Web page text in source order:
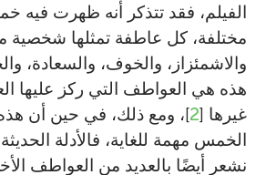
الفيلم، فقد تتذكر أنه ظهرت
مختلفة، كل عاطفة تمثلها شخصية
والاشمئزاز، والخوف، والسعادة،
هذه هي العواطف التي ركز عليها
غيرها [2]، ومع ذلك، في حين أن
الخمس مهمة للغاية، فالأدلة
نشعر أيضًا بالعديد من العواطف